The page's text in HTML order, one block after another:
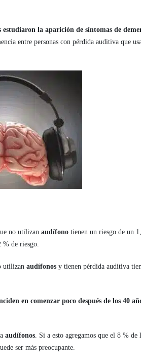
estudiaron la aparición de síntomas de
entre personas con pérdida auditiva que
no utilizan audífono tienen un riesgo de un
% de riesgo.
utilizan audífonos y tienen pérdida auditiva
en comenzar poco después de los 40
audífonos. Si a esto agregamos que el 8 % de
ser más preocupante.